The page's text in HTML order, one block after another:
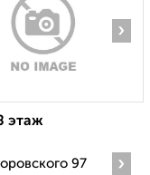
›
этаж
97
›